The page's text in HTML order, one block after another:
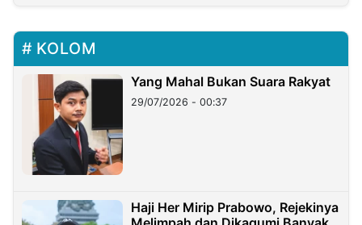
KOLOM
Yang Mahal Bukan Suara Rakyat
29/07/2026 - 00:37
Haji Her Mirip Prabowo, Rejekinya